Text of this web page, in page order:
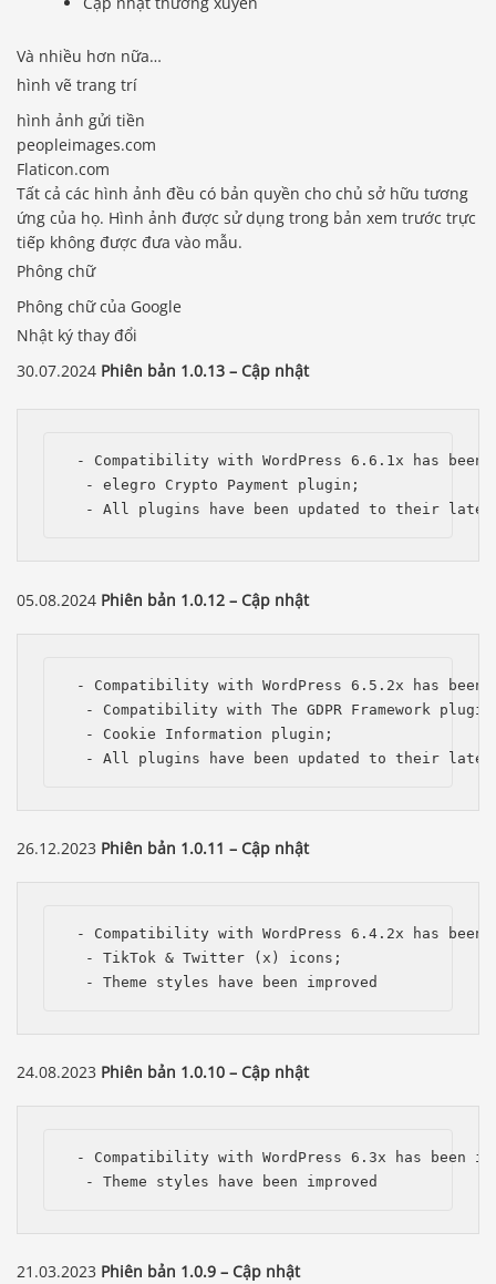
Và nhiều hơn nữa…
hình vẽ trang trí
hình ảnh gửi tiền
peopleimages.com
Flaticon.com
Tất cả các hình ảnh đều có bản quyền cho chủ sở hữu tương
ứng của họ. Hình ảnh được sử dụng trong bản xem trước trực
tiếp không được đưa vào mẫu.
Phông chữ
Phông chữ của Google
Nhật ký thay đổi
30.07.2024 Phiên bản 1.0.13 – Cập nhật
- Compatibility with WordPress 6.6.1x has been
  - elegro Crypto Payment plugin;
- All plugins have been updated to their
05.08.2024 Phiên bản 1.0.12 – Cập nhật
- Compatibility with WordPress 6.5.2x has been
- Compatibility with The GDPR Framework
  - Cookie Information plugin;
- All plugins have been updated to their
26.12.2023 Phiên bản 1.0.11 – Cập nhật
- Compatibility with WordPress 6.4.2x has been
  - TikTok & Twitter (x) icons;
  - Theme styles have been improved
24.08.2023 Phiên bản 1.0.10 – Cập nhật
- Compatibility with WordPress 6.3x has been
  - Theme styles have been improved
21.03.2023 Phiên bản 1.0.9 – Cập nhật